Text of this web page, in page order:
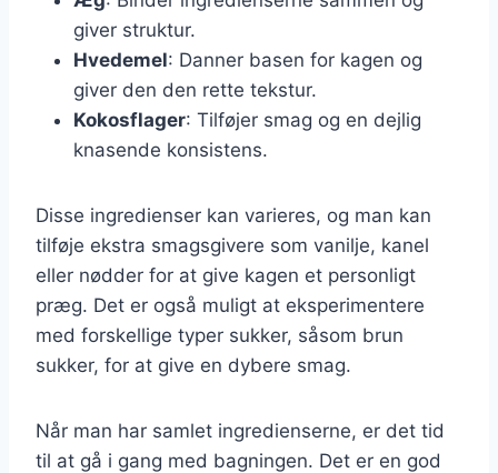
giver struktur.
Hvedemel: Danner basen for kagen og
giver den den rette tekstur.
Kokosflager: Tilføjer smag og en dejlig
knasende konsistens.
Disse ingredienser kan varieres, og man kan
tilføje ekstra smagsgivere som vanilje, kanel
eller nødder for at give kagen et personligt
præg. Det er også muligt at eksperimentere
med forskellige typer sukker, såsom brun
sukker, for at give en dybere smag.
Når man har samlet ingredienserne, er det tid
til at gå i gang med bagningen. Det er en god